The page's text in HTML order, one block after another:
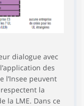
dialogue avec
des
l’Insee peuvent
la
la LME. Dans ce